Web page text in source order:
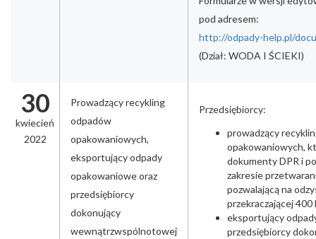
pod adresem:
http://odpady-help.pl/
(Dział: WODA I ŚCIEKI)
30
kwiecień
2022
Prowadzący recykling
odpadów
opakowaniowych,
eksportujący odpady
opakowaniowe oraz
przedsiębiorcy
dokonujący
wewnątrzwspólnotowej
Przedsiębiorcy:
prowadzący
opakowaniowych,
dokumenty DPR i
zakresie
pozwalającą na
przekraczającej 400
eksportujący
przedsiębiorcy